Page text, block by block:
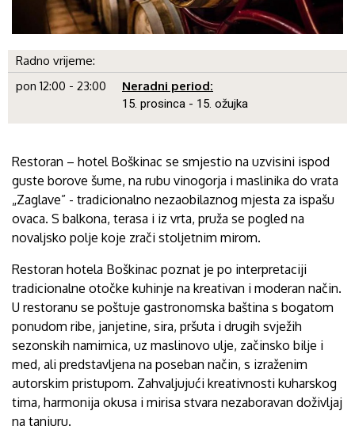
Radno vrijeme:
pon 12:00 - 23:00
Neradni period:
15. prosinca - 15. ožujka
Restoran – hotel Boškinac se smjestio na uzvisini ispod
guste borove šume, na rubu vinogorja i maslinika do vrata
„Zaglave” - tradicionalno nezaobilaznog mjesta za ispašu
ovaca. S balkona, terasa i iz vrta, pruža se pogled na
novaljsko polje koje zrači stoljetnim mirom.
Restoran hotela Boškinac poznat je po interpretaciji
tradicionalne otočke kuhinje na kreativan i moderan način.
U restoranu se poštuje gastronomska baština s bogatom
ponudom ribe, janjetine, sira, pršuta i drugih svježih
sezonskih namirnica, uz maslinovo ulje, začinsko bilje i
med, ali predstavljena na poseban način, s izraženim
autorskim pristupom. Zahvaljujući kreativnosti kuharskog
tima, harmonija okusa i mirisa stvara nezaboravan doživljaj
na tanjuru.